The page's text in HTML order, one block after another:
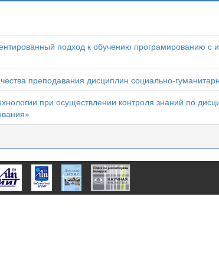
подход к обучению програмированию с
преподавания дисциплин социально-
при осуществлении контроля знаний по